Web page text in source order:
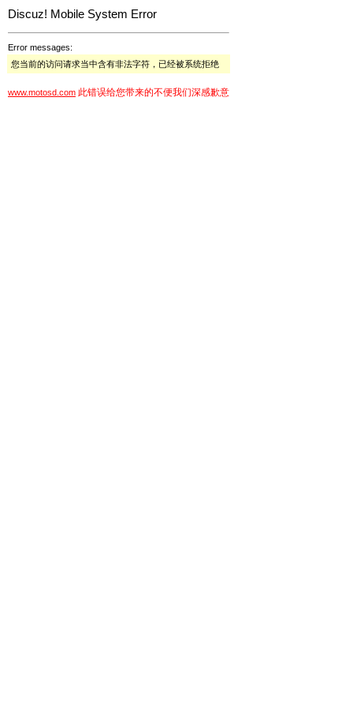
Discuz! Mobile System Error
Error messages:
您当前的访问请求当中含有非法字符，已经被系统拒绝
www.motosd.com 此错误给您带来的不便我们深感歉意